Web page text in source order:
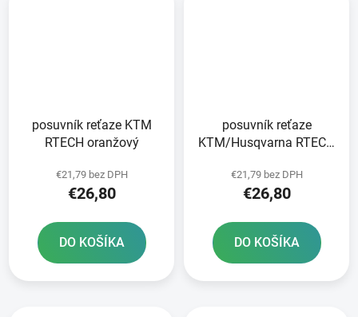
posuvník reťaze KTM
RTECH oranžový
€21,79 bez DPH
€26,80
DO KOŠÍKA
posuvník reťaze
KTM/Husqvarna RTECH
€21,79 bez DPH
€26,80
DO KOŠÍKA